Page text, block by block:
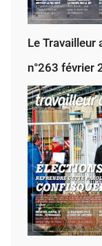
Le Travailleur
n°263 février